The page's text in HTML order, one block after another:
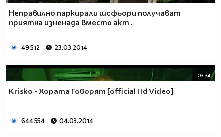
Неправилно паркирали шофьори получават
приятна изненада вместо акт .
49 512 23.03.2014
03:34
Krisko - Хората Говорят [official Hd Video]
644 554 04.03.2014